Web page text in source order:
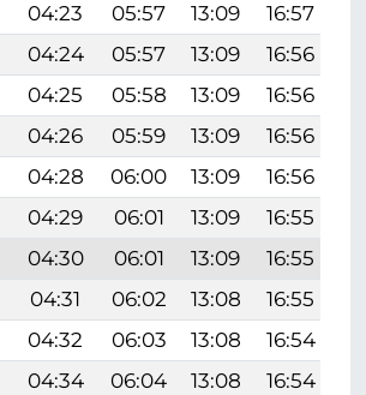
04:23 05:57 13:09 16:57
04:24 05:57 13:09 16:56
04:25 05:58 13:09 16:56
04:26 05:59 13:09 16:56
04:28 06:00 13:09 16:56
04:29 06:01 13:09 16:55
04:30 06:01 13:09 16:55
04:31 06:02 13:08 16:55
04:32 06:03 13:08 16:54
04:34 06:04 13:08 16:54